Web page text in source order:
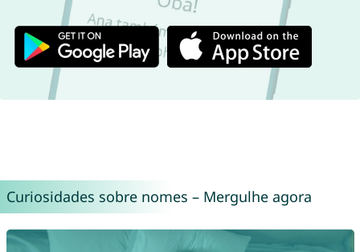
Curiosidades sobre nomes – Mergulhe agora